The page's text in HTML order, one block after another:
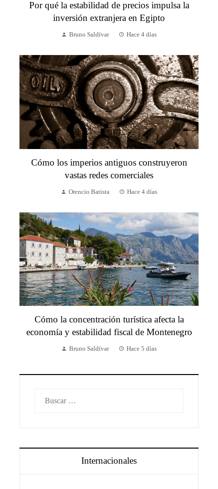
Por qué la estabilidad de precios impulsa la
inversión extranjera en Egipto
Bruno Saldívar Hace 4 días
Cómo los imperios antiguos construyeron
vastas redes comerciales
Orencio Batista Hace 4 días
Cómo la concentración turística afecta la
economía y estabilidad fiscal de Montenegro
Bruno Saldívar Hace 5 días
Internacionales